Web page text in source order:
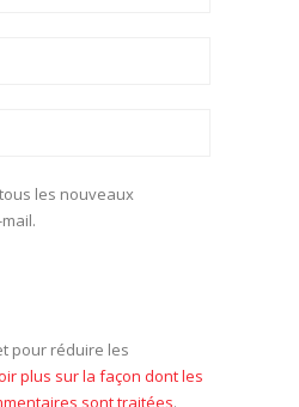
les nouveaux
pour réduire les
plus sur la façon dont les
sont traitées.